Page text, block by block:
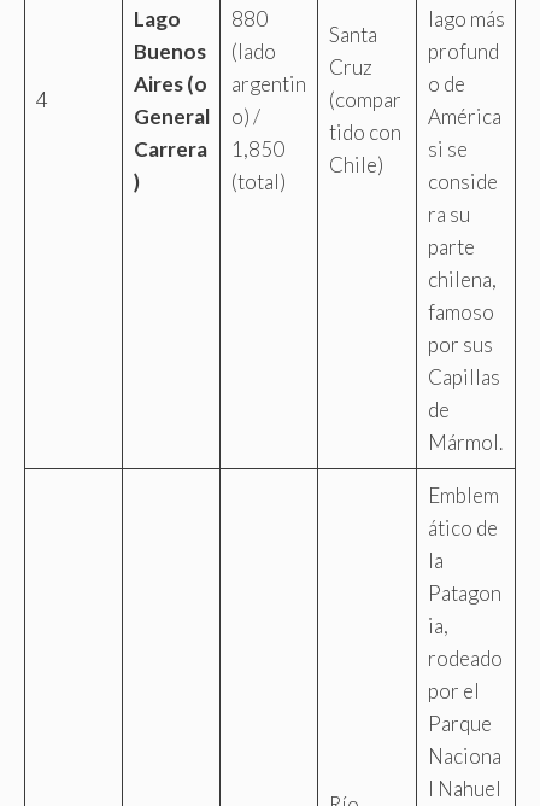
4
Lago
Buenos
Aires (o
General
Carrera
)
880
(lado
argentin
o) /
1,850
(total)
Santa
Cruz
(compar
tido con
Chile)
lago más
profund
o de
América
si se
conside
ra su
parte
chilena,
famoso
por sus
Capillas
de
Mármol.
Emblem
ático de
la
Patagon
ia,
rodeado
por el
Parque
Naciona
l Nahuel